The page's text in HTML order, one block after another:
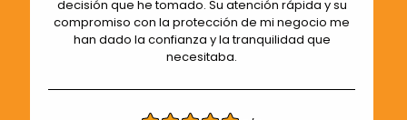
decisión que he tomado. Su atención rápida y su
compromiso con la protección de mi negocio me
han dado la confianza y la tranquilidad que
necesitaba.